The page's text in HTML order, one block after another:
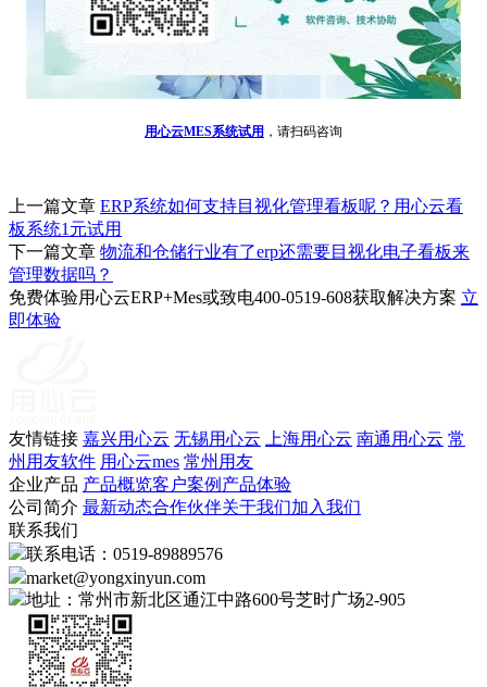
用心云MES系统试用 ，请扫码咨询
上一篇文章 ERP系统如何支持目视化管理看板呢？用心云看
板系统1元试用
下一篇文章 物流和仓储行业有了erp还需要目视化电子看板来
管理数据吗？
免费体验用心云ERP+Mes或致电400-0519-608获取解决方案 立
即体验
友情链接 嘉兴用心云 无锡用心云 上海用心云 南通用心云 常
州用友软件 用心云mes 常州用友
企业产品 产品概览客户案例 产品体验
公司简介 最新动态合作伙伴关于我们加入我们
联系我们
联系电话：0519-89889576
market@yongxinyun.com
地址：常州市新北区通江中路600号芝时广场2-905